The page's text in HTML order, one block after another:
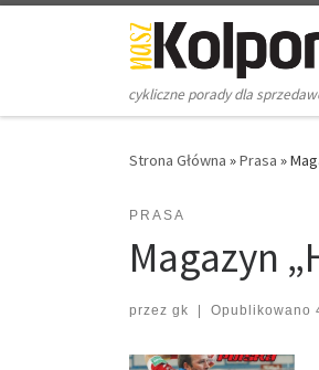
Skip to content
cykliczne porady dla
Strona Główna »Prasa »
PRASA
Magazyn
przez gk Opublikowano